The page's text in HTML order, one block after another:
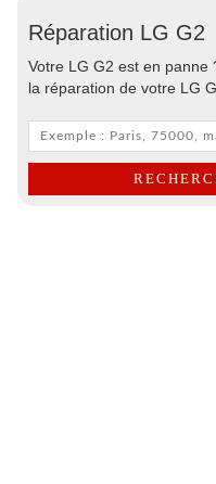
Réparation LG G2
Votre LG G2 est en panne
la réparation de votre LG